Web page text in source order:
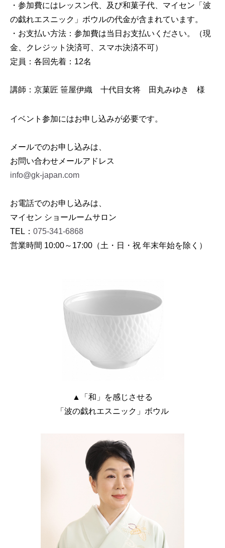
・参加費にはレッスン代、及び和菓子代、マイセン「波
の戯れエスニック」ボウルの代金が含まれています。
・お支払い方法：参加費は当日お支払いください。（現
金、クレジット決済可、スマホ決済不可）
定員：各回先着：12名
講師：京菓匠 笹屋伊織 十代目女将 田丸みゆき 様
イベント参加にはお申し込みが必要です。
メールでのお申し込みは、
お問い合わせメールアドレス
info@gk-japan.com
お電話でのお申し込みは、
マイセン ショールームサロン
TEL： 075-341-6868
営業時間 10:00～17:00（土・日・祝 年末年始を除く）
▲「和」を感じさせる
「波の戯れエスニック」ボウル